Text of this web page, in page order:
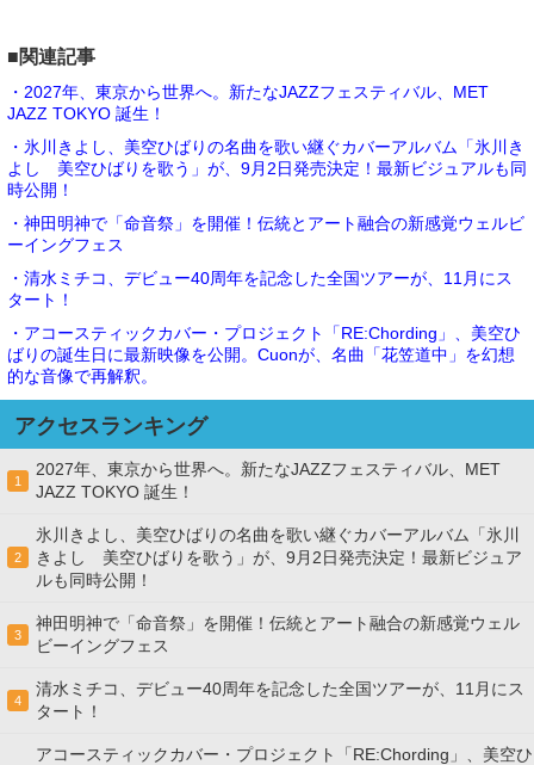
■関連記事
・2027年、東京から世界へ。新たなJAZZフェスティバル、MET
JAZZ TOKYO 誕生！
・氷川きよし、美空ひばりの名曲を歌い継ぐカバーアルバム「氷川き
よし 美空ひばりを歌う」が、9月2日発売決定！最新ビジュアルも同
時公開！
・神田明神で「命音祭」を開催！伝統とアート融合の新感覚ウェルビ
ーイングフェス
・清水ミチコ、デビュー40周年を記念した全国ツアーが、11月にス
タート！
・アコースティックカバー・プロジェクト「RE:Chording」、美空ひ
ばりの誕生日に最新映像を公開。Cuonが、名曲「花笠道中」を幻想
的な音像で再解釈。
アクセスランキング
1
2027年、東京から世界へ。新たなJAZZフェスティバル、MET
JAZZ TOKYO 誕生！
2
氷川きよし、美空ひばりの名曲を歌い継ぐカバーアルバム「氷川
きよし 美空ひばりを歌う」が、9月2日発売決定！最新ビジュア
ルも同時公開！
3
神田明神で「命音祭」を開催！伝統とアート融合の新感覚ウェル
ビーイングフェス
4
清水ミチコ、デビュー40周年を記念した全国ツアーが、11月にス
タート！
アコースティックカバー・プロジェクト「RE:Chording」、美空ひ